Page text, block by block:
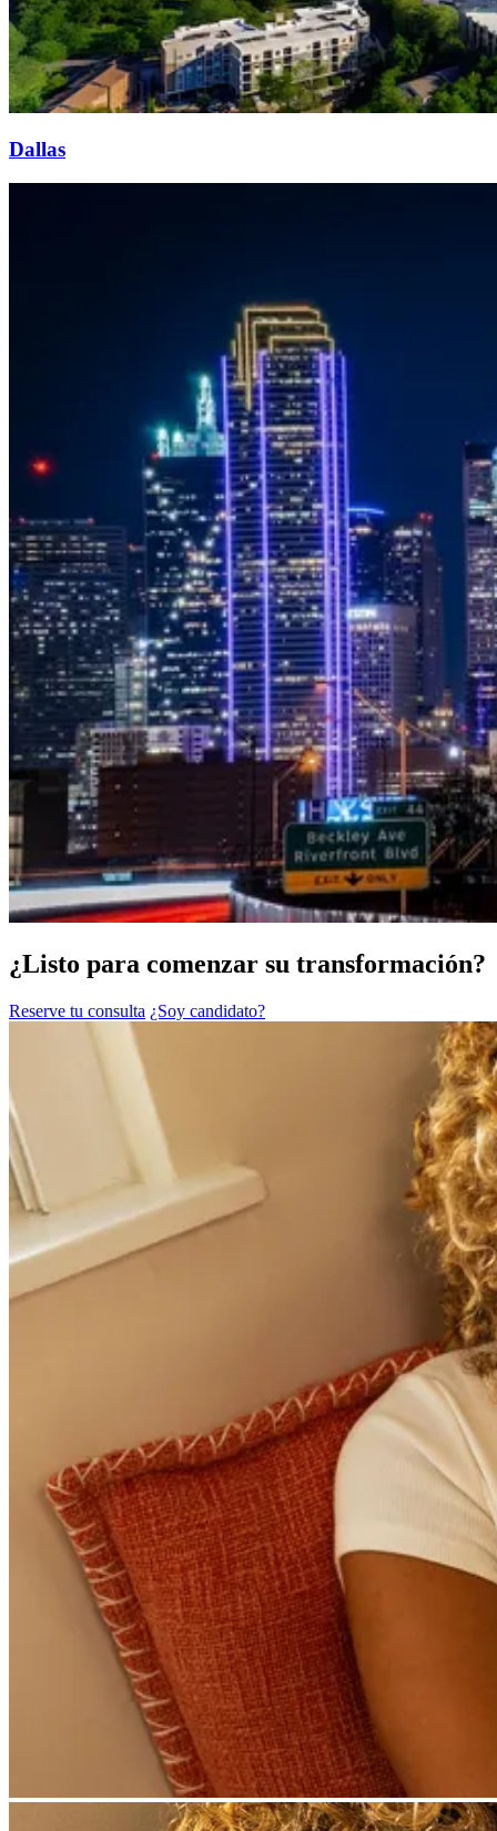
Dallas
¿Listo para comenzar su transformación?
Reserve tu consulta ¿Soy candidato?